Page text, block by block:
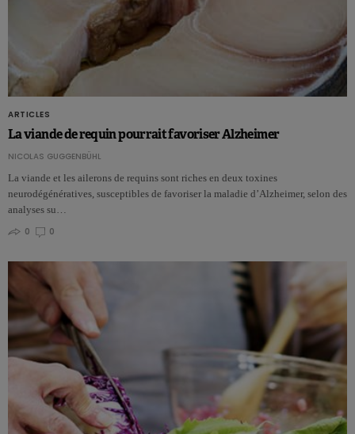
ARTICLES
La viande de requin pourrait favoriser Alzheimer
NICOLAS GUGGENBÜHL
La viande et les ailerons de requins sont riches en deux toxines
neurodégénératives, susceptibles de favoriser la maladie d’Alzheimer, selon des
analyses su…
0
0